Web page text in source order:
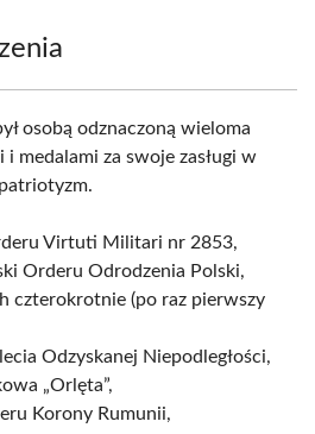
osobą odznaczoną wieloma
medalami za swoje zasługi w
Virtuti Militari nr 2853,
Orderu Odrodzenia Polski,
czterokrotnie (po raz pierwszy
Odzyskanej Niepodległości,
„Orlęta”,
Korony Rumunii,